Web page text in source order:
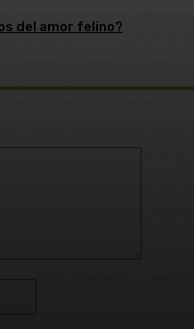
del amor felino?